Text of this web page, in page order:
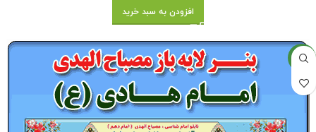
افزودن به سبد خرید
جدید